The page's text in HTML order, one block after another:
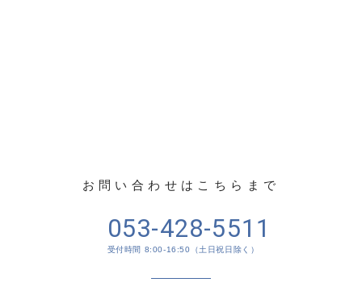
お問い合わせはこちらまで
053-428-5511
受付時間 8:00-16:50（土日祝日除く）